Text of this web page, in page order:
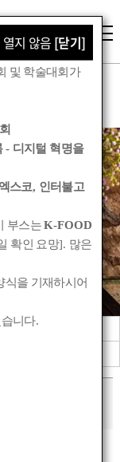
관련기관소식
23:23
지 않음 [닫기]
지 않음 [닫기]
및 학술대회가
- 디지털 혁명을
스코, 인터불고
부스는K-FOOD
확인 요망]. 많은
식을 기재하시어
니다.